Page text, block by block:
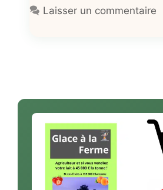
Laisser un commentaire